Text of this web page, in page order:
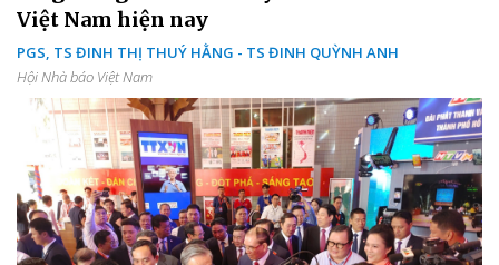
Việt Nam hiện nay
PGS, TS ĐINH THỊ THUÝ HẰNG - TS ĐINH QUỲNH ANH
Hội Nhà báo Việt Nam